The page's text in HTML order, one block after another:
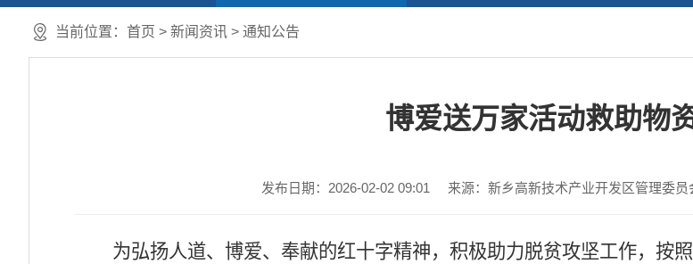
当前位置： 首页 > 新闻资讯 > 通知公告
博爱送万家活动救助物
发布日期：2026-02-02 09:01 来源：新乡高新技术产业开发区管理委员
为弘扬人道、博爱、奉献的红十字精神，积极助力脱贫攻坚工作，按